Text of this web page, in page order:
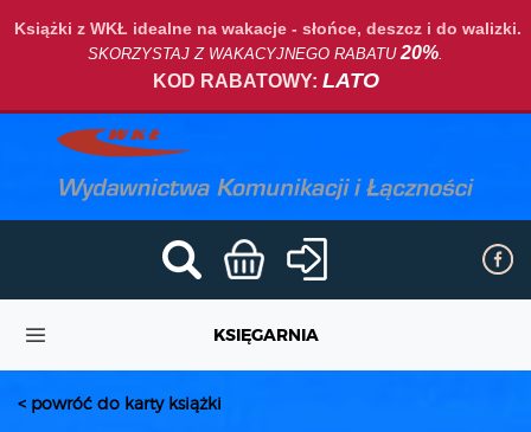
Książki z WKŁ idealne na wakacje - słońce, deszcz i do walizki.
SKORZYSTAJ Z WAKACYJNEGO RABATU20%.
KOD RABATOWY: LATO
KSIĘGARNIA
< powróć do karty książki